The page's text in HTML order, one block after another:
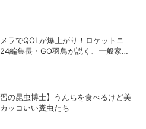
ラでQOLが爆上がり！ロケットニ
編集長・GO羽鳥が説く、一般家庭
習の昆虫博士】うんちを食べるけど美
ッコいい糞虫たち